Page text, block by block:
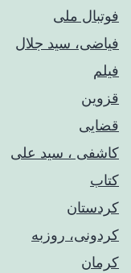
فوتبال ملی
فیاضی، سید جلال
فیلم
قزوین
قضایی
کاشفی ، سید علی
کتاب
کردستان
کردونی، روزبه
کرمان